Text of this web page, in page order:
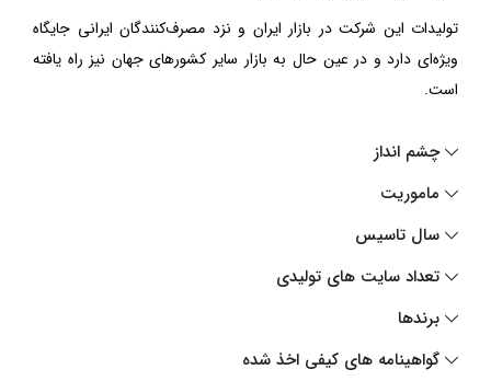
تولیدات این شرکت در بازار ایران و نزد مصرف‌کنندگان ایرانی جایگاه
ویژه‌ای دارد و در عین حال به بازار سایر کشورهای جهان نیز راه یافته
است.
چشم انداز
ماموریت
سال تاسیس
تعداد سایت های تولیدی
برندها
گواهینامه های کیفی اخذ شده